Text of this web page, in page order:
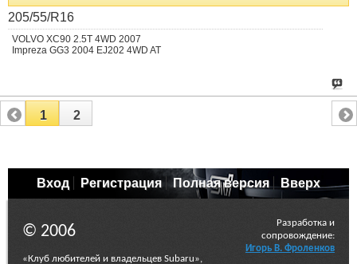
205/55/R16
VOLVO XC90 2.5T 4WD 2007
Impreza GG3 2004 EJ202 4WD AT
1 2
Вход Регистрация Полная версия Вверх
© 2006
«Клуб любителей и владельцев Subaru»,
Разработка и
сопровождение:
Игорь В. Фроленков